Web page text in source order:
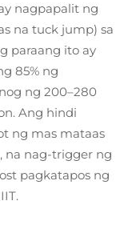
nagpapalit ng
na tuck jump) sa
paraang ito ay
85% ng
ng 200–280
Ang hindi
ng mas mataas
na nag-trigger ng
pagkatapos ng